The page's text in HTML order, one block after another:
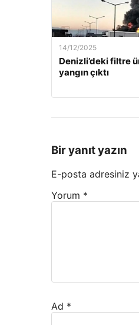
14/12/2025
Denizli’deki filtre
yangın çıktı
Bir yanıt yazın
E-posta adresiniz
Yorum *
Ad *